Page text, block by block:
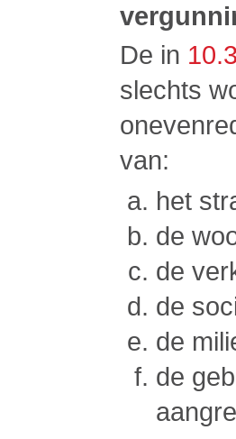
De in
slechts
van:
het
de
de
de
de
de